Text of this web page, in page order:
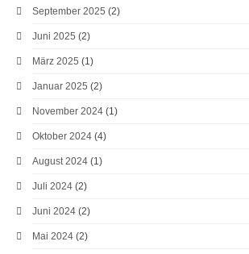
September 2025 (2)
Juni 2025 (2)
März 2025 (1)
Januar 2025 (2)
November 2024 (1)
Oktober 2024 (4)
August 2024 (1)
Juli 2024 (2)
Juni 2024 (2)
Mai 2024 (2)